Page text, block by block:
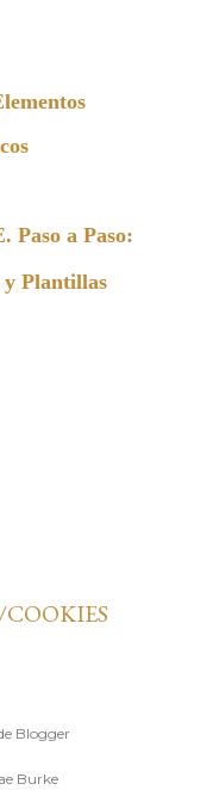
a Paso:
Plantillas
Blogger
Burke